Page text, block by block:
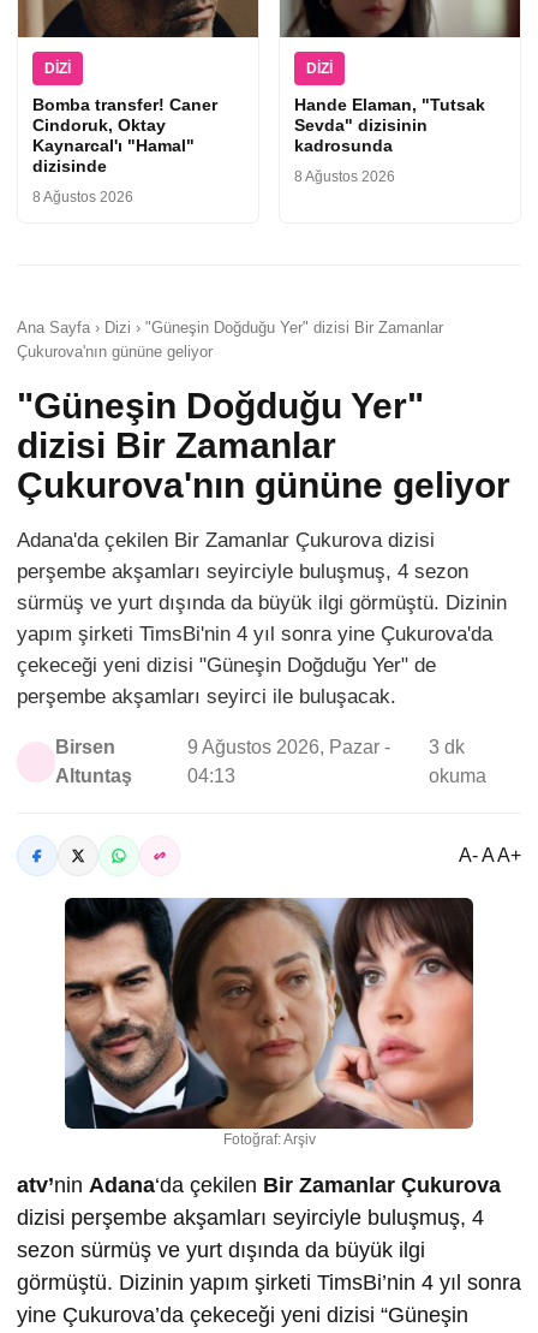
DIZI
Bomba transfer! Caner
Cindoruk, Oktay
Kaynarcal'ı "Hamal"
dizisinde
8 Ağustos 2026
DIZI
Hande Elaman, "Tutsak
Sevda" dizisinin
kadrosunda
8 Ağustos 2026
Ana Sayfa › Dizi › "Güneşin Doğduğu Yer" dizisi Bir Zamanlar
Çukurova'nın gününe geliyor
"Güneşin Doğduğu Yer"
dizisi Bir Zamanlar
Çukurova'nın gününe geliyor
Adana'da çekilen Bir Zamanlar Çukurova dizisi
perşembe akşamları seyirciyle buluşmuş, 4 sezon
sürmüş ve yurt dışında da büyük ilgi görmüştü. Dizinin
yapım şirketi TimsBi'nin 4 yıl sonra yine Çukurova'da
çekeceği yeni dizisi "Güneşin Doğduğu Yer" de
perşembe akşamları seyirci ile buluşacak.
Birsen
Altuntaş
9 Ağustos 2026, Pazar -
04:13
3 dk
okuma
A- A A+
Fotoğraf: Arşiv
atv’nin Adana‘da çekilen Bir Zamanlar Çukurova
dizisi perşembe akşamları seyirciyle buluşmuş, 4
sezon sürmüş ve yurt dışında da büyük ilgi
görmüştü. Dizinin yapım şirketi TimsBi’nin 4 yıl sonra
yine Çukurova’da çekeceği yeni dizisi “Güneşin